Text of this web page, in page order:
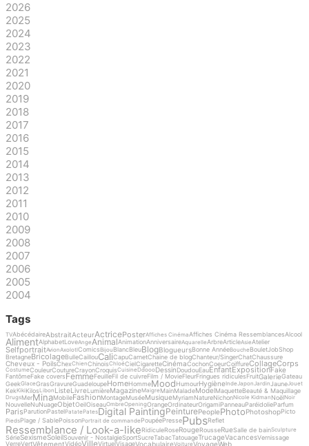
2026
2025
2024
2023
2022
2021
2020
2019
2018
2017
2016
2015
2014
2013
2012
2011
2010
2009
2008
2007
2006
2005
2004
Tags
TVAbécédaireAbstraitActeurActricePosterAffiches CinémaAffiches Cinéma RessemblancesAlcool
AlimentAlphabetLoveAngeAnimalAnimationAnniversaireAquarelleArbreArticleAsieAtelier
SelfportraitAvionAxolotlComicsBijou BlancBleuBlogBlogueursBonne AnnéeBouche BouletJobShop
BretagneBricolageBulleCaillouCaliCapuCarnetChaine de blogChanteur/SingerChatChaussure
Cheveux - PoilsChexChienChinoisChloéCielCigaretteCinémaCochonCoeurCoiffureCollageCorps
CostumeCouleurCoutureCrayonCroquisCuisineDdoooDessinDoudouEauEnfantExpositionFake
FantômeFake coversFemmeFeuilleFil de cuivreFilm / MovieFleurFringues ridiculesFruitGalerieGateau
GeekGlaceGrasGravureGuadeloupeHomeHommeMoodHumourHygièneIndeJaponJardinJauneJouet
KekKikiKilosLibon ListeLivreLumièreMagazineMaigre MainMaladeModelMaquetteBeauté & Maquillage
DrugsMerMinaMobileFashionMontageMuséeMusiqueMyriamNatureNichonNicole Kidman NoëlNoir
NouvelleNuNuageObjetOeilOiseauOmbreOpeningOrangeOrdinateurOrigamiPanneauParéidolieParfum
ParisParutionPastel PatatePatesDigital PaintingPeinturePeoplePhotoPhotoshopPicto
PiedsPlage / SablePoissonPortrait de commande PoupéePressePubsReflet
Ressemblance / Look-a-likeRidiculeRoseRougeRousseRueSalle de bainSculpture
SérieSexismeSoleilSouvenir - NostalgieSportSucreTabacTatouageTrucageVacancesVernissage
VerreVertVêtementVidéoVilleVirtuelVisageVocabulaireVoitureVoyageWeb